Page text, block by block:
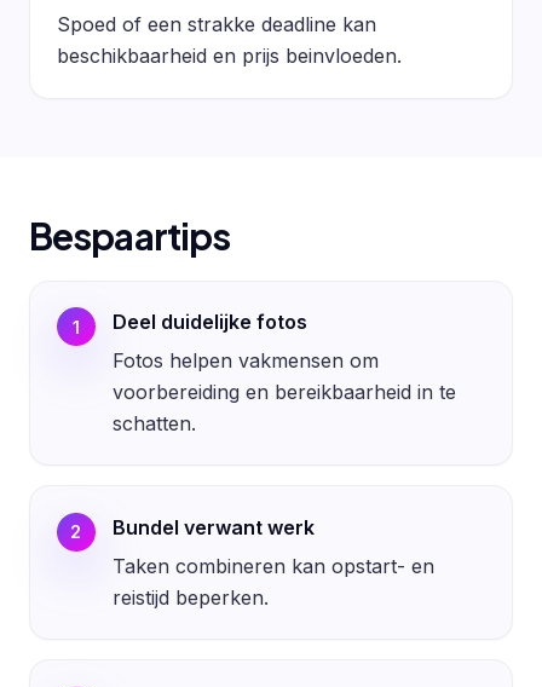
Spoed of een strakke deadline kan
beschikbaarheid en prijs beinvloeden.
Bespaartips
1
Deel duidelijke fotos
Fotos helpen vakmensen om
voorbereiding en bereikbaarheid in te
schatten.
2
Bundel verwant werk
Taken combineren kan opstart- en
reistijd beperken.